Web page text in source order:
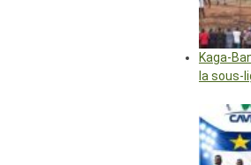
Kaga-
la sous-